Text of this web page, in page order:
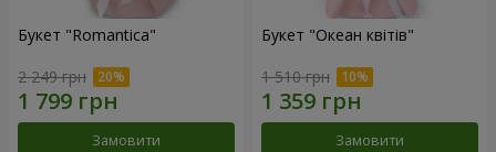
Букет "Romantica"
2 249 грн
Замовити
Букет "Океан квітів"
1 510 грн
Замовити